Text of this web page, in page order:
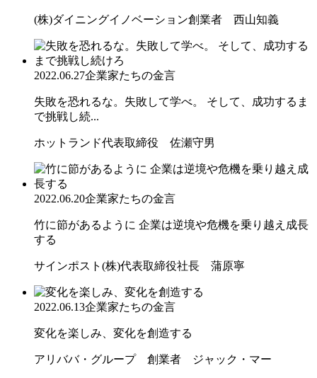
(株)ダイニングイノベーション創業者 西山知義
2022.06.27企業家たちの金言
失敗を恐れるな。失敗して学べ。 そして、成功するま
で挑戦し続...
ホットランド代表取締役 佐瀬守男
2022.06.20企業家たちの金言
竹に節があるように 企業は逆境や危機を乗り越え成長
する
サインポスト(株)代表取締役社長 蒲原寧
2022.06.13企業家たちの金言
変化を楽しみ、変化を創造する
アリババ・グループ 創業者 ジャック・マー